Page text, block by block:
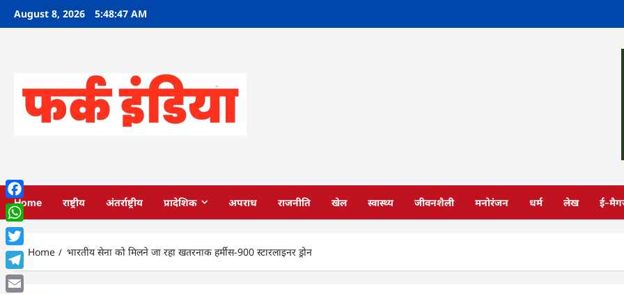
SkipAugust 8, 2026 5:48:48 AM
Home राष्ट्रीय अंतर्राष्ट्रीय प्रादेशिक अपराध राजनीति खेल स्वास्थ्य जीवनशैली मनोरंजन धर्म लेख ई-
Home भारतीय सेना को मिलने जा रहा खतरनाक हर्मीस-900 स्टारलाइनर ड्रोन
Facebook
WhatsApp
Twitter
Telegram